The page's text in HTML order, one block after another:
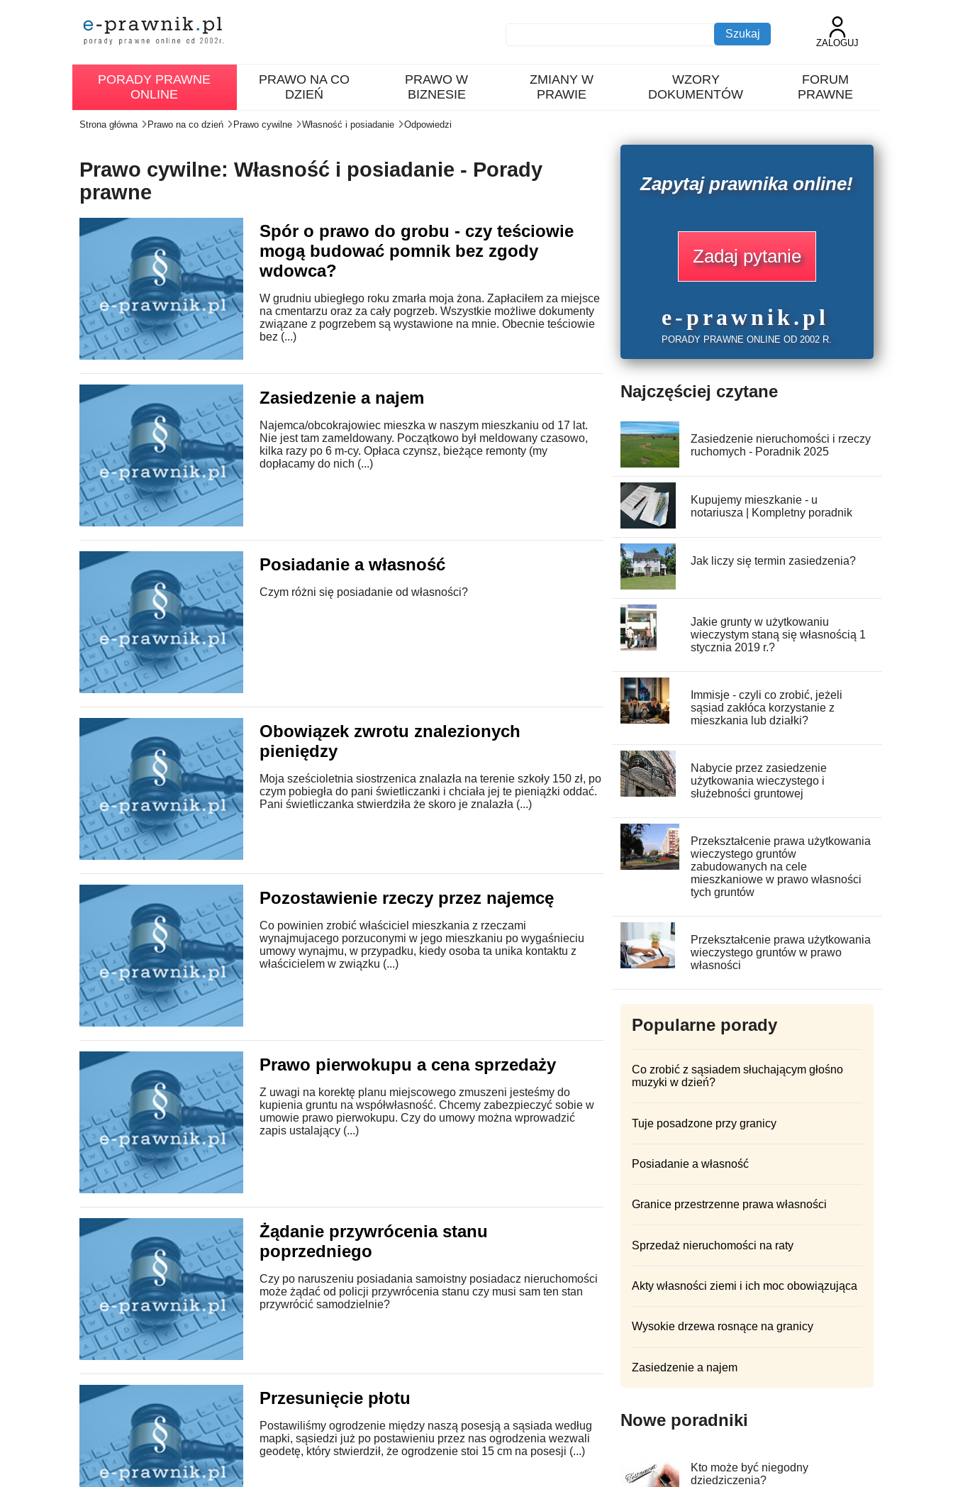
ZALOGUJ
PORADY PRAWNE
ONLINE
PRAWO NA CO
DZIEŃ
PRAWO W
BIZNESIE
ZMIANY W
PRAWIE
WZORY
DOKUMENTÓW
FORUM
PRAWNE
Strona główna Prawo na co dzień Prawo cywilne Własność i posiadanie Odpowiedzi
Prawo cywilne: Własność i posiadanie - Porady
prawne
Spór o prawo do grobu - czy teściowie
mogą budować pomnik bez zgody
wdowca?
W grudniu ubiegłego roku zmarła moja żona. Zapłaciłem za miejsce
na cmentarzu oraz za cały pogrzeb. Wszystkie możliwe dokumenty
związane z pogrzebem są wystawione na mnie. Obecnie teściowie
bez (...)
Zasiedzenie a najem
Najemca/obcokrajowiec mieszka w naszym mieszkaniu od 17 lat.
Nie jest tam zameldowany. Początkowo był meldowany czasowo,
kilka razy po 6 m-cy. Opłaca czynsz, bieżące remonty (my
dopłacamy do nich (...)
Posiadanie a własność
Czym różni się posiadanie od własności?
Obowiązek zwrotu znalezionych
pieniędzy
Moja sześcioletnia siostrzenica znalazła na terenie szkoły 150 zł, po
czym pobiegła do pani świetliczanki i chciała jej te pieniążki oddać.
Pani świetliczanka stwierdziła że skoro je znalazła (...)
Pozostawienie rzeczy przez najemcę
Co powinien zrobić właściciel mieszkania z rzeczami
wynajmujacego porzuconymi w jego mieszkaniu po wygaśnieciu
umowy wynajmu, w przypadku, kiedy osoba ta unika kontaktu z
właścicielem w związku (...)
Prawo pierwokupu a cena sprzedaży
Z uwagi na korektę planu miejscowego zmuszeni jesteśmy do
kupienia gruntu na współwłasność. Chcemy zabezpieczyć sobie w
umowie prawo pierwokupu. Czy do umowy można wprowadzić
zapis ustalający (...)
Żądanie przywrócenia stanu
poprzedniego
Czy po naruszeniu posiadania samoistny posiadacz nieruchomości
może żądać od policji przywrócenia stanu czy musi sam ten stan
przywrócić samodzielnie?
Przesunięcie płotu
Postawiliśmy ogrodzenie między naszą posesją a sąsiada według
mapki, sąsiedzi już po postawieniu przez nas ogrodzenia wezwali
geodetę, który stwierdził, że ogrodzenie stoi 15 cm na posesji (...)
Zapytaj prawnika online!
Zadaj pytanie
e-prawnik.pl
PORADY PRAWNE ONLINE OD 2002 R.
Najczęściej czytane
Zasiedzenie nieruchomości i rzeczy
ruchomych - Poradnik 2025
Kupujemy mieszkanie - u
notariusza | Kompletny poradnik
Jak liczy się termin zasiedzenia?
Jakie grunty w użytkowaniu
wieczystym staną się własnością 1
stycznia 2019 r.?
Immisje - czyli co zrobić, jeżeli
sąsiad zakłóca korzystanie z
mieszkania lub działki?
Nabycie przez zasiedzenie
użytkowania wieczystego i
służebności gruntowej
Przekształcenie prawa użytkowania
wieczystego gruntów
zabudowanych na cele
mieszkaniowe w prawo własności
tych gruntów
Przekształcenie prawa użytkowania
wieczystego gruntów w prawo
własności
Popularne porady
Co zrobić z sąsiadem słuchającym głośno
muzyki w dzień?
Tuje posadzone przy granicy
Posiadanie a własność
Granice przestrzenne prawa własności
Sprzedaż nieruchomości na raty
Akty własności ziemi i ich moc obowiązująca
Wysokie drzewa rosnące na granicy
Zasiedzenie a najem
Nowe poradniki
Kto może być niegodny
dziedziczenia?